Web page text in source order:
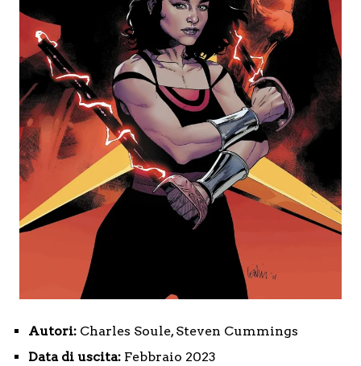
Autori: Charles Soule, Steven Cummings
Data di uscita: Febbraio 2023